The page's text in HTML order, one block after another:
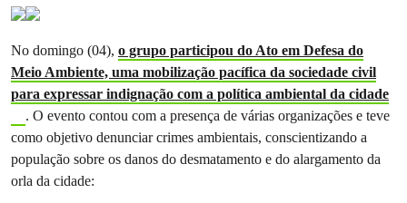
No domingo (04), o grupo participou do Ato em Defesa do
Meio Ambiente, uma mobilização pacífica da sociedade civil
para expressar indignação com a política ambiental da cidade
. O evento contou com a presença de várias organizações e teve
como objetivo denunciar crimes ambientais, conscientizando a
população sobre os danos do desmatamento e do alargamento da
orla da cidade: